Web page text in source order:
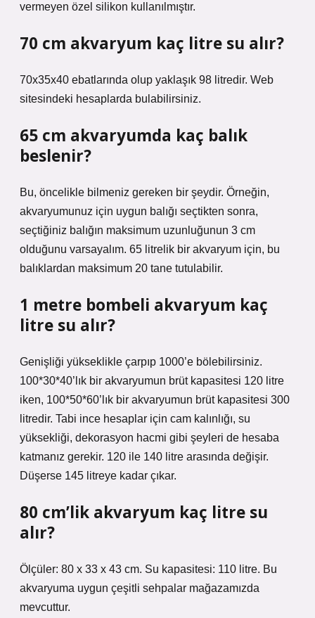
vermeyen özel silikon kullanılmıştır.
70 cm akvaryum kaç litre su alır?
70x35x40 ebatlarında olup yaklaşık 98 litredir. Web
sitesindeki hesaplarda bulabilirsiniz.
65 cm akvaryumda kaç balık
beslenir?
Bu, öncelikle bilmeniz gereken bir şeydir. Örneğin,
akvaryumunuz için uygun balığı seçtikten sonra,
seçtiğiniz balığın maksimum uzunluğunun 3 cm
olduğunu varsayalım. 65 litrelik bir akvaryum için, bu
balıklardan maksimum 20 tane tutulabilir.
1 metre bombeli akvaryum kaç
litre su alır?
Genişliği yükseklikle çarpıp 1000’e bölebilirsiniz.
100*30*40’lık bir akvaryumun brüt kapasitesi 120 litre
iken, 100*50*60’lık bir akvaryumun brüt kapasitesi 300
litredir. Tabi ince hesaplar için cam kalınlığı, su
yüksekliği, dekorasyon hacmi gibi şeyleri de hesaba
katmanız gerekir. 120 ile 140 litre arasında değişir.
Düşerse 145 litreye kadar çıkar.
80 cm’lik akvaryum kaç litre su
alır?
Ölçüler: 80 x 33 x 43 cm. Su kapasitesi: 110 litre. Bu
akvaryuma uygun çeşitli sehpalar mağazamızda
mevcuttur.